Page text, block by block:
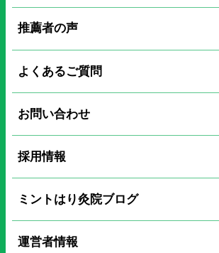
推薦者の声
よくあるご質問
お問い合わせ
採用情報
ミントはり灸院ブログ
運営者情報